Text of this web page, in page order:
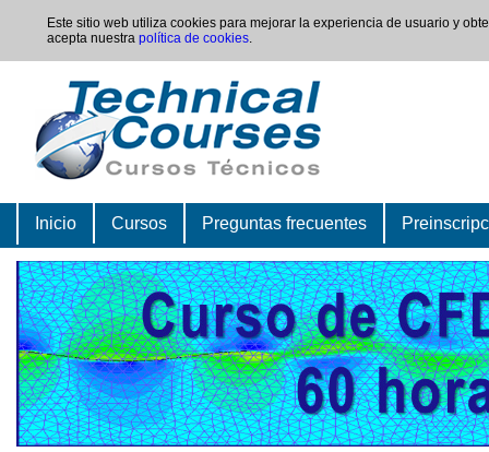
Este sitio web utiliza cookies para mejorar la experiencia de usuario y
acepta nuestra política de cookies.
Inicio Cursos Preguntas frecuentes